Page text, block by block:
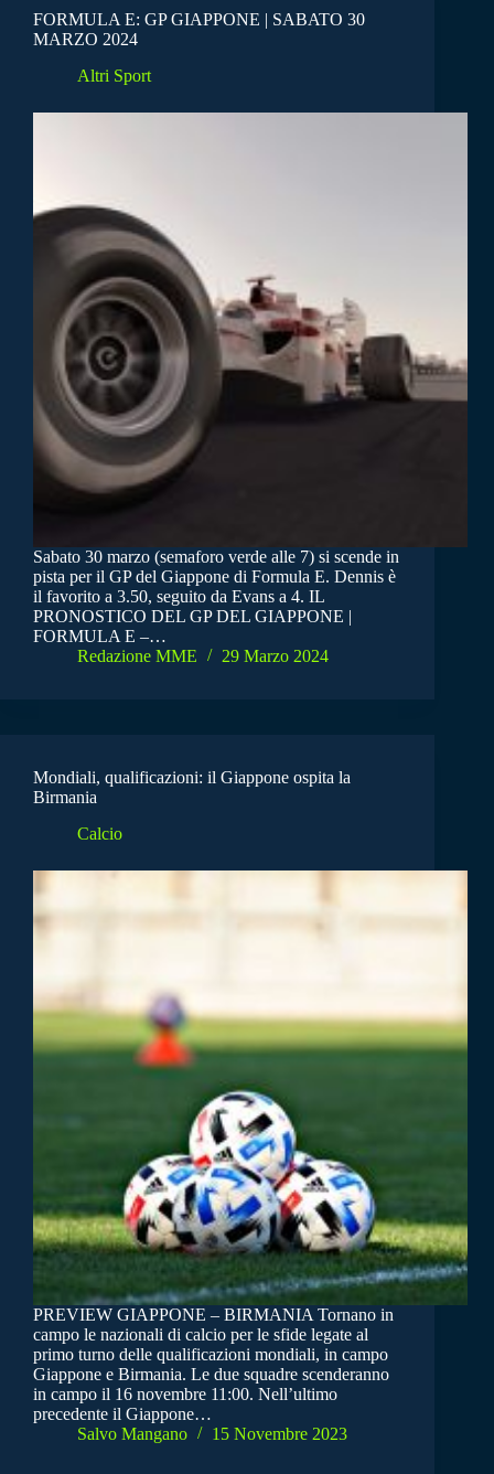
FORMULA E: GP GIAPPONE | SABATO 30
MARZO 2024
Altri Sport
Sabato 30 marzo (semaforo verde alle 7) si scende in
pista per il GP del Giappone di Formula E. Dennis è
il favorito a 3.50, seguito da Evans a 4. IL
PRONOSTICO DEL GP DEL GIAPPONE |
FORMULA E –…
Redazione MME
29 Marzo 2024
Mondiali, qualificazioni: il Giappone ospita la
Birmania
Calcio
PREVIEW GIAPPONE – BIRMANIA Tornano in
campo le nazionali di calcio per le sfide legate al
primo turno delle qualificazioni mondiali, in campo
Giappone e Birmania. Le due squadre scenderanno
in campo il 16 novembre 11:00. Nell’ultimo
precedente il Giappone…
Salvo Mangano
15 Novembre 2023